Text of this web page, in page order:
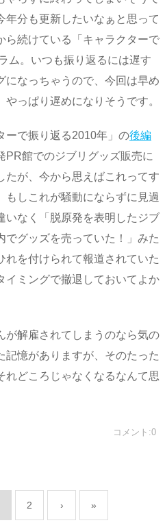
年分も更新したいなぁと思って
ら続けている「キャラクターで
ム。いつも振り返るには遅す
になっちゃうので、今回は早め
っぱり遅めになりそうです。
ーで振り返る2010年」の後編
PR館でのジブリグッズ販売に
たが、今から思えばこれってす
もしこれが騒動にならずに見過
いなく「脱原発を表明したジブ
でグッズを売っていた！」みた
れを付けられて報道されていた
イミングで撤退しておいてよか
が解雇されてしまうのなら気の
記憶がありますが、そのたった
れどころじゃなくなるなんて思
コメント:0
2 › »